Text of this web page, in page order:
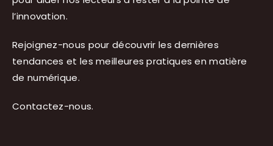
l’innovation.
Rejoignez-nous pour découvrir les dernières
tendances et les meilleures pratiques en matière
de numérique.
Contactez-nous.